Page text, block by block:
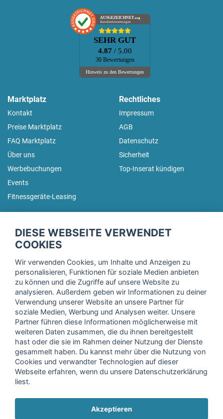
AUSGEZEICHNET .org
Kundenbewertungen
SEHR GUT
4.87 / 5.00
30 Bewertungen
Hinweis zu den Bewertungen
Marktplatz
Kontakt
Preise Marktplatz
FAQ Marktplatz
Über uns
Werbebuchungen
Events
Fitnessgeräte-Leasing
Rechtliches
Impressum
AGB
Datenschutz
Sicherheit
Top-Inserat kündigen
Trage dich hier für unseren Newsletter ein und erhalte regelmäßig
Ich stimme der Verarbeitung meiner Daten, wie in der
Einwilligungserklärungder fitnessmarkt.de services GmbH
beschrieben, zu und bestätige, dass ich das 16. Lebensjahr
vollendet habe. Ich kann diese Einwilligung jederzeit mit
Wirkung für die Zukunft widerrufen. Weitere Informationen
finden Sie in unsererDatenschutzerklärung.
DIESE WEBSEITE VERWENDET
COOKIES
Wir verwenden Cookies, um Inhalte und Anzeigen zu
personalisieren, Funktionen für soziale Medien anbieten
zu können und die Zugriffe auf unsere Website zu
analysieren. Außerdem geben wir Informationen zu deiner
Verwendung unserer Website an unsere Partner für
soziale Medien, Werbung und Analysen weiter. Unsere
Partner führen diese Informationen möglicherweise mit
weiteren Daten zusammen, die du ihnen bereitgestellt
hast oder die sie im Rahmen deiner Nutzung der Dienste
gesammelt haben. Du kannst mehr über die Nutzung von
Cookies und verwandter Technologien auf dieser
Webseite erfahren, wenn du unsere Datenschutzerklärung
liest.
Akzeptieren